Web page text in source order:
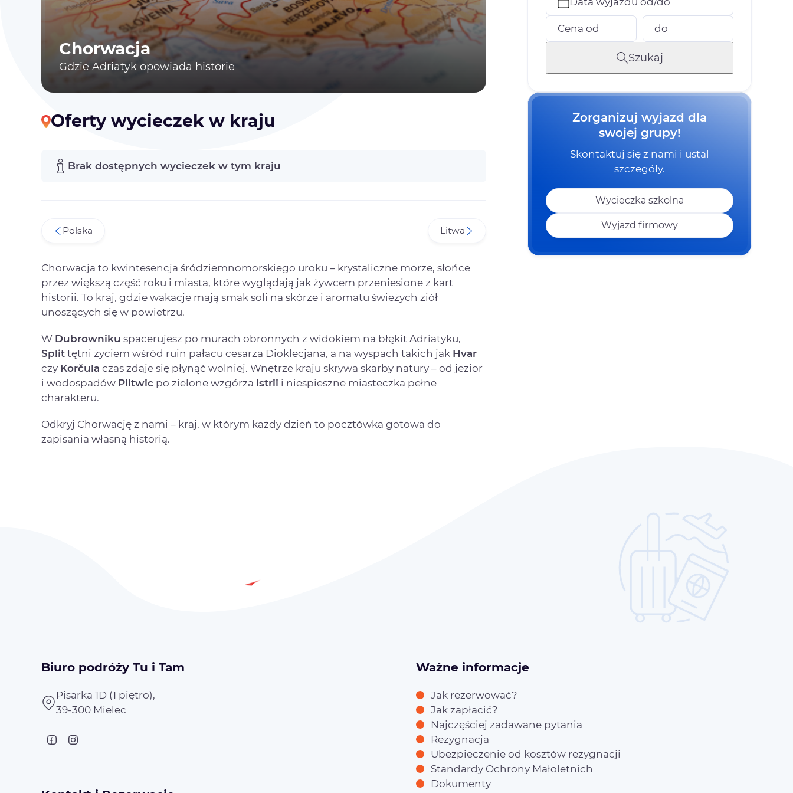
Chorwacja
Gdzie Adriatyk opowiada historie
Oferty wycieczek w kraju
Brak dostępnych wycieczek w tym kraju
Polska Litwa
Chorwacja to kwintesencja śródziemnomorskiego uroku – krystaliczne morze, słońce
przez większą część roku i miasta, które wyglądają jak żywcem przeniesione z kart
historii. To kraj, gdzie wakacje mają smak soli na skórze i aromatu świeżych ziół
unoszących się w powietrzu.
W Dubrowniku spacerujesz po murach obronnych z widokiem na błękit Adriatyku,
Split tętni życiem wśród ruin pałacu cesarza Dioklecjana, a na wyspach takich jak Hvar
czy Korčula czas zdaje się płynąć wolniej. Wnętrze kraju skrywa skarby natury – od jezior
i wodospadów Plitwic po zielone wzgórza Istrii i niespieszne miasteczka pełne
charakteru.
Odkryj Chorwację z nami – kraj, w którym każdy dzień to pocztówka gotowa do
zapisania własną historią.
Cena od do
Szukaj
Zorganizuj wyjazd dla
swojej grupy!
Skontaktuj się z nami i ustal
szczegóły.
Wycieczka szkolna
Wyjazd firmowy
Biuro podróży Tu i Tam
Pisarka 1D (1 piętro),
39-300 Mielec
Ważne informacje
Jak rezerwować?
Jak zapłacić?
Najczęściej zadawane pytania
Rezygnacja
Ubezpieczenie od kosztów rezygnacji
Standardy Ochrony Małoletnich
Dokumenty